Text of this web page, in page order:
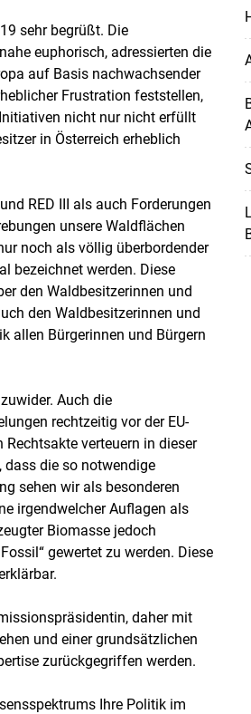
sehr begrüßt. Die
euphorisch, adressierten die
auf Basis nachwachsender
Frustration feststellen,
nicht nur nicht erfüllt
in Österreich erheblich
RED III als auch Forderungen
unsere Waldflächen
noch als völlig überbordender
bezeichnet werden. Diese
den Waldbesitzerinnen und
den Waldbesitzerinnen und
allen Bürgerinnen und Bürgern
Auch die
rechtzeitig vor der EU-
verteuern in dieser
die so notwendige
sehen wir als besonderen
irgendwelcher Auflagen als
Biomasse jedoch
gewertet zu werden. Diese
daher mit
und einer grundsätzlichen
zurückgegriffen werden.
Ihre Politik im